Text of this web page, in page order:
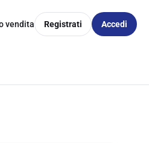
vendita Registrati Accedi